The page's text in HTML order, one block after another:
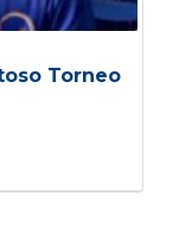
Torneo